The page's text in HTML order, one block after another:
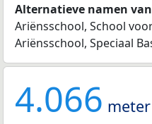
Alternatieve namen
Ariënsschool, School
Ariënsschool, Speciaal
4.066 meter